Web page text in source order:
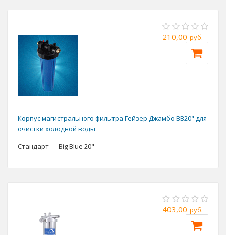
210,00 руб.
Корпус магистрального фильтра Гейзер Джамбо BB20" для
очистки холодной воды
Стандарт
Big Blue 20"
403,00 руб.